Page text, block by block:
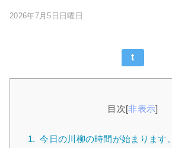
2026年7月5日日曜日
t
目次[非表示]
1. 今日の川柳の時間が始まります。